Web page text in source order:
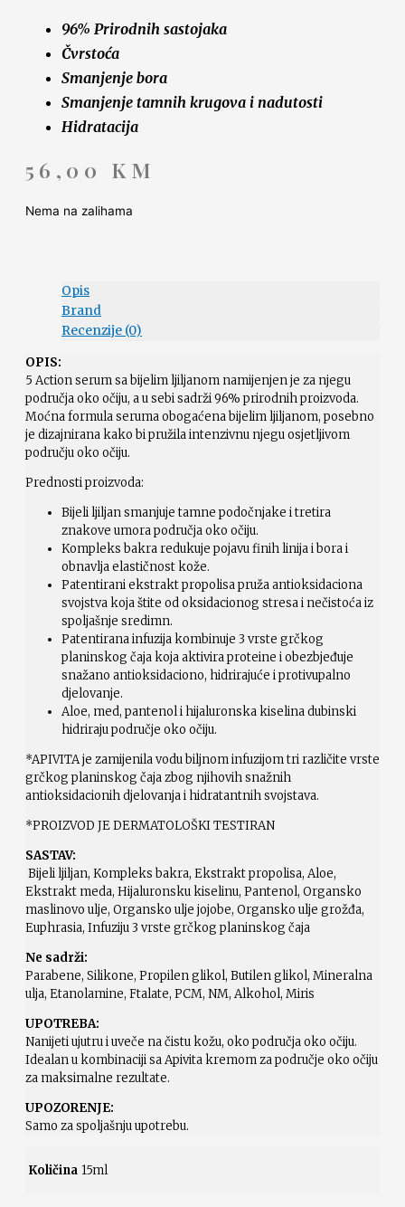
96% Prirodnih sastojaka
Čvrstoća
Smanjenje bora
Smanjenje tamnih krugova i nadutosti
Hidratacija
56,00 KM
Nema na zalihama
Opis
Brand
Recenzije (0)
OPIS:
5 Action serum sa bijelim ljiljanom namijenjen je za njegu
područja oko očiju, a u sebi sadrži 96% prirodnih proizvoda.
Moćna formula seruma obogaćena bijelim ljiljanom, posebno
je dizajnirana kako bi pružila intenzivnu njegu osjetljivom
području oko očiju.
Prednosti proizvoda:
Bijeli ljiljan smanjuje tamne podočnjake i tretira
znakove umora područja oko očiju.
Kompleks bakra redukuje pojavu finih linija i bora i
obnavlja elastičnost kože.
Patentirani ekstrakt propolisa pruža antioksidaciona
svojstva koja štite od oksidacionog stresa i nečistoća iz
spoljašnje sredimn.
Patentirana infuzija kombinuje 3 vrste grčkog
planinskog čaja koja aktivira proteine i obezbjeđuje
snažano antioksidaciono, hidrirajuće i protivupalno
djelovanje.
Aloe, med, pantenol i hijaluronska kiselina dubinski
hidriraju područje oko očiju.
*APIVITA je zamijenila vodu biljnom infuzijom tri različite vrste
grčkog planinskog čaja zbog njihovih snažnih
antioksidacionih djelovanja i hidratantnih svojstava.
*PROIZVOD JE DERMATOLOŠKI TESTIRAN
SASTAV:
Bijeli ljiljan, Kompleks bakra, Ekstrakt propolisa, Aloe,
Ekstrakt meda, Hijaluronsku kiselinu, Pantenol, Organsko
maslinovo ulje, Organsko ulje jojobe, Organsko ulje grožđa,
Euphrasia, Infuziju 3 vrste grčkog planinskog čaja
Ne sadrži:
Parabene, Silikone, Propilen glikol, Butilen glikol, Mineralna
ulja, Etanolamine, Ftalate, PCM, NM, Alkohol, Miris
UPOTREBA:
Nanijeti ujutru i uveče na čistu kožu, oko područja oko očiju.
Idealan u kombinaciji sa Apivita kremom za područje oko očiju
za maksimalne rezultate.
UPOZORENJE:
Samo za spoljašnju upotrebu.
Količina 15ml